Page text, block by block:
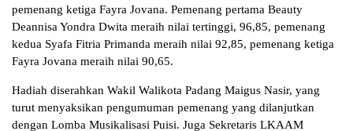
pemenang ketiga Fayra Jovana. Pemenang pertama Beauty
Deannisa Yondra Dwita meraih nilai tertinggi, 96,85, pemenang
kedua Syafa Fitria Primanda meraih nilai 92,85, pemenang ketiga
⁠Fayra Jovana meraih nilai 90,65.
Hadiah diserahkan Wakil Walikota Padang Maigus Nasir, yang
turut menyaksikan pengumuman pemenang yang dilanjutkan
dengan Lomba Musikalisasi Puisi. Juga Sekretaris LKAAM